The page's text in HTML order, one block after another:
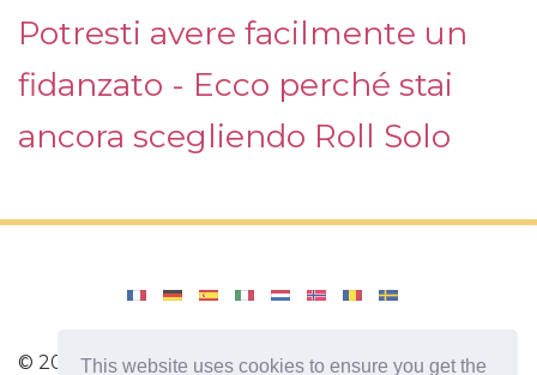
This website uses cookies to ensure you get the
Potresti avere facilmente un
fidanzato - Ecco perché stai
ancora scegliendo Roll Solo
© 2026SelahCounselingStl